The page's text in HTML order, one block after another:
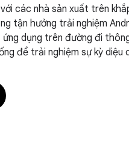
các nhà sản xuất trên
tận hưởng trải nghiệm
dụng trên đường đi
để trải nghiệm sự kỳ